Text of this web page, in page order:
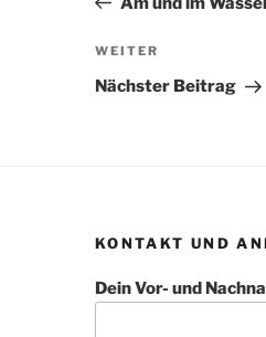
Nächster
Beitrag
WEITER
Nächster Beitrag
KONTAKT UND
Dein Vor- und